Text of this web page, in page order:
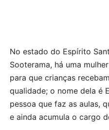
No estado do Espírito
Sooterama, há uma
para que crianças
qualidade; o nome dela é
pessoa que faz as aulas,
e ainda acumula o cargo